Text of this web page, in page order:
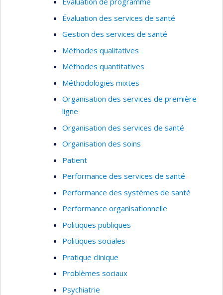
Évaluation des services de santé
Gestion des services de santé
Méthodes qualitatives
Méthodes quantitatives
Méthodologies mixtes
Organisation des services de première
ligne
Organisation des services de santé
Organisation des soins
Patient
Performance des services de santé
Performance des systèmes de santé
Performance organisationnelle
Politiques publiques
Politiques sociales
Pratique clinique
Problèmes sociaux
Psychiatrie